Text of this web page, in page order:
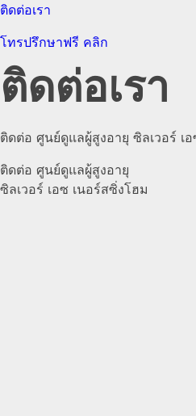
ติดต่อเรา
โทรปรึกษาฟรี คลิก
ติดต่อเรา
ติดต่อ ศูนย์ดูแลผู้สูงอายุ ซิลเวอร์ เ
ติดต่อ ศูนย์ดูแลผู้สูงอายุ
ซิลเวอร์ เอซ เนอร์สซิ่งโฮม